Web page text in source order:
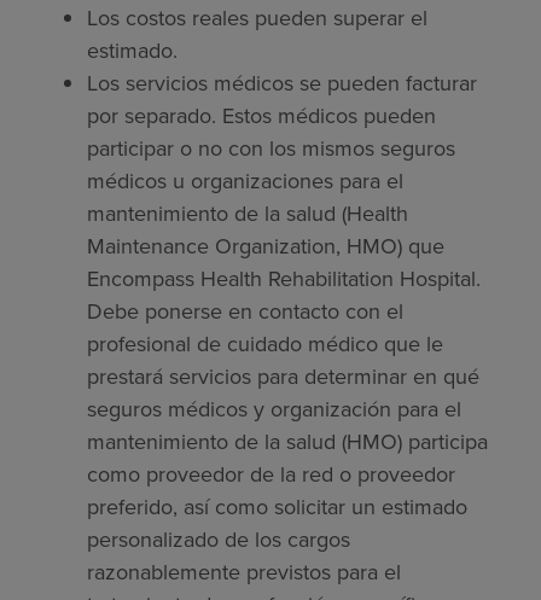
Los costos reales pueden superar el
estimado.
Los servicios médicos se pueden facturar
por separado. Estos médicos pueden
participar o no con los mismos seguros
médicos u organizaciones para el
mantenimiento de la salud (Health
Maintenance Organization, HMO) que
Encompass Health Rehabilitation Hospital.
Debe ponerse en contacto con el
profesional de cuidado médico que le
prestará servicios para determinar en qué
seguros médicos y organización para el
mantenimiento de la salud (HMO) participa
como proveedor de la red o proveedor
preferido, así como solicitar un estimado
personalizado de los cargos
razonablemente previstos para el